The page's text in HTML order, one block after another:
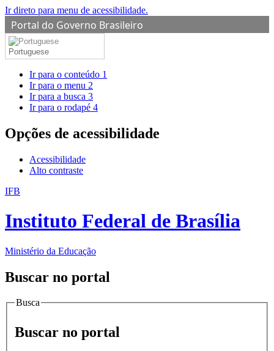
Ir direto para menu de acessibilidade.
Portal do Governo Brasileiro
Portuguese
Ir para o conteúdo 1
Ir para o menu 2
Ir para a busca 3
Ir para o rodapé 4
Opções de acessibilidade
Acessibilidade
Alto contraste
IFB
Instituto Federal de Brasília
Ministério da Educação
Buscar no portal
Busca
Buscar no portal